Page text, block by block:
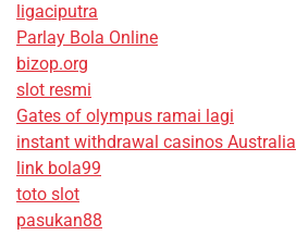
ligaciputra
Parlay Bola Online
bizop.org
slot resmi
Gates of olympus ramai lagi
instant withdrawal casinos Australia
link bola99
toto slot
pasukan88